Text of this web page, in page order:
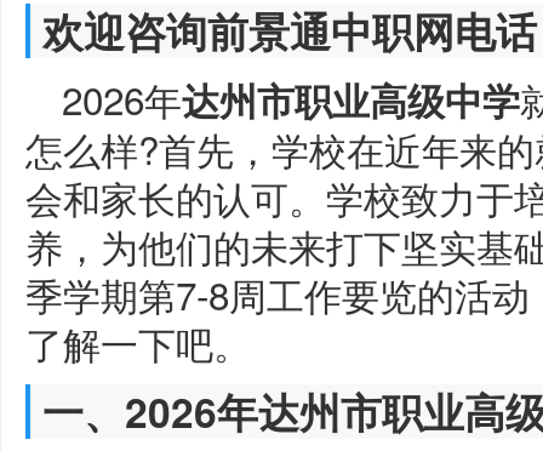
欢迎咨询前景通中职网电
2026年达州市职业高级中学
怎么样?首先，学校在近年来
会和家长的认可。学校致力于
养，为他们的未来打下坚实基
季学期第7-8周工作要览的活
了解一下吧。
一、2026年达州市职业高